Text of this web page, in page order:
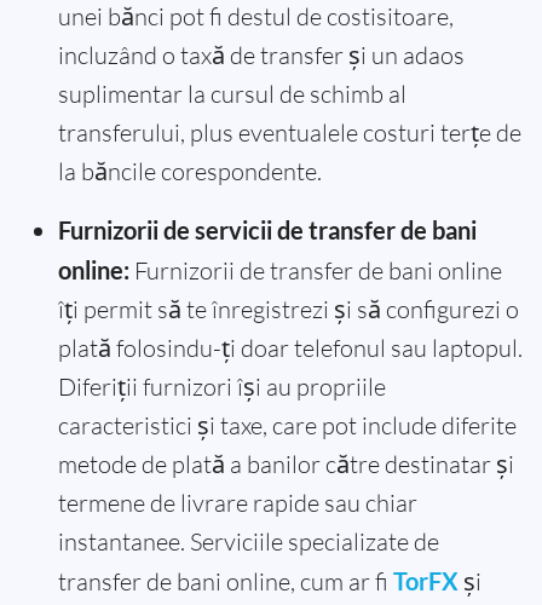
unei bănci pot fi destul de costisitoare,
incluzând o taxă de transfer și un adaos
suplimentar la cursul de schimb al
transferului, plus eventualele costuri terțe de
la băncile corespondente.
Furnizorii de servicii de transfer de bani
online: Furnizorii de transfer de bani online
îți permit să te înregistrezi și să configurezi o
plată folosindu-ți doar telefonul sau laptopul.
Diferiții furnizori își au propriile
caracteristici și taxe, care pot include diferite
metode de plată a banilor către destinatar și
termene de livrare rapide sau chiar
instantanee. Serviciile specializate de
transfer de bani online, cum ar fi TorFX și